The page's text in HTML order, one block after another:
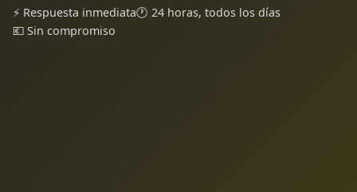
⚡ Respuesta inmediata🕐 24 horas, todos los días
💶 Sin compromiso